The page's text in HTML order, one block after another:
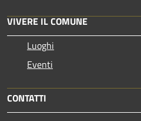
VIVERE IL COMUNE
Luoghi
Eventi
CONTATTI